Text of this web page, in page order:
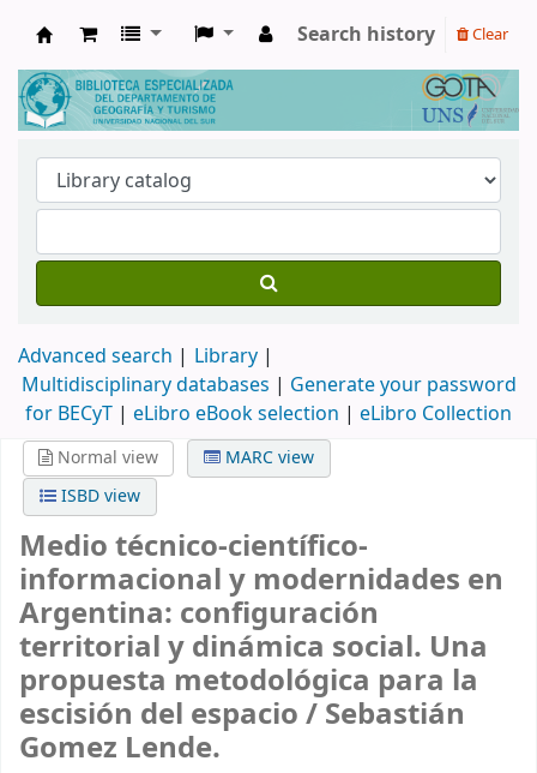
Biblioteca de Geografía y Turismo
Search history Clear
Advanced search
Library
Multidisciplinary databases | Generate your password
for BECyT | eLibro eBook selection | eLibro Collection
Normal view
MARC view
ISBD view
Medio técnico-científico-
informacional y modernidades en
Argentina: configuración
territorial y dinámica social. Una
propuesta metodológica para la
escisión del espacio /Sebastián
Gomez Lende.